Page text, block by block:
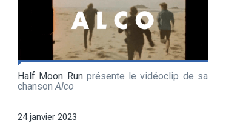
Half Moon Runprésente le vidéoclip de sa
chanson Alco
24 janvier 2023